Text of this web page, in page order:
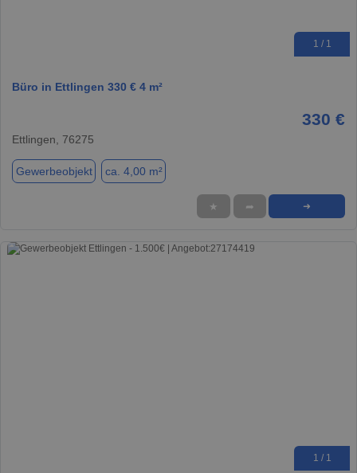
1 / 1
Büro in Ettlingen 330 € 4 m²
330 €
Ettlingen, 76275
Gewerbeobjekt ca. 4,00 m²
★ ➦ ➜
1 / 1